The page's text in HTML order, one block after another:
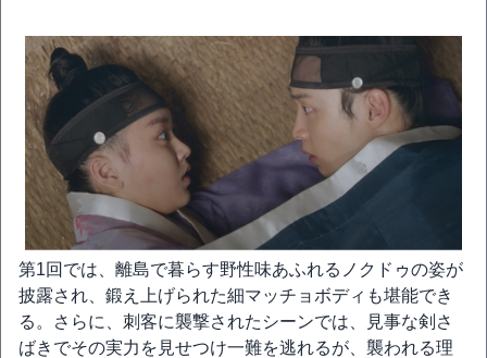
第1回では、離島で暮らす野性味あふれるノクドゥの姿が
披露され、鍛え上げられた細マッチョボディも堪能でき
る。さらに、刺客に襲撃されたシーンでは、見事な剣さ
ばきでその実力を見せつけ一難を逃れるが、襲われる理